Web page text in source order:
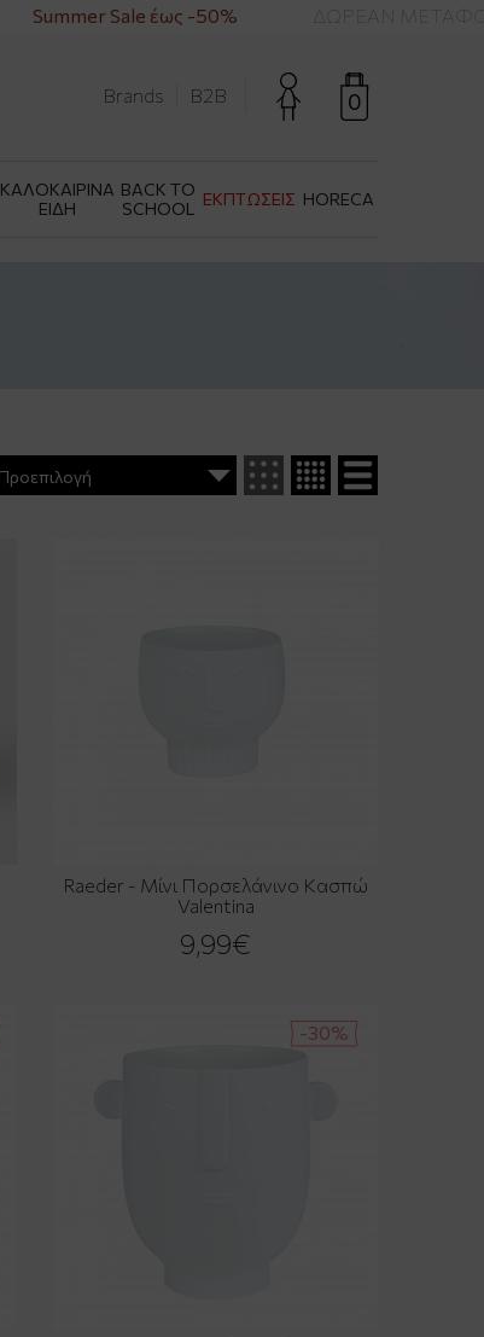
Summer Sale έως -50% ΔΩΡΕΑΝ
0
Brands B2B
ΚΑΛΟΚΑΙΡΙΝΑ
ΕΙΔΗ
BACK TO
SCHOOL
ΕΚΠΤΩΣΕΙΣ HORECA
Raeder - Μίνι Πορσελάνινο Κασπώ
Valentina
9,99€
-30%